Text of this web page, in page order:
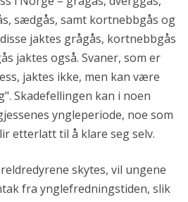
sædgås, samt kortnebbgås og
jaktes grågås, kortnebbgås
jaktes også. Svaner, som er
jaktes ikke, men kan være
Skadefellingen kan i noen
yngleperiode, noe som
etterlatt til å klare seg selv.
skytes, vil ungene
fra ynglefredningstiden, slik